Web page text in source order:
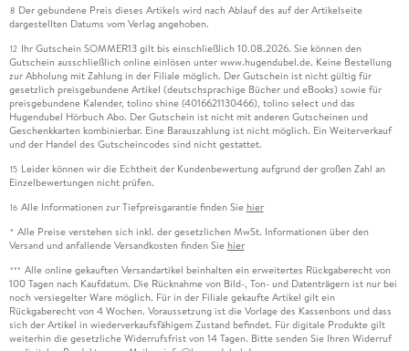
8 Der gebundene Preis dieses Artikels wird nach Ablauf des auf der Artikelseite
dargestellten Datums vom Verlag angehoben.
12 Ihr Gutschein SOMMER13 gilt bis einschließlich 10.08.2026. Sie können den
Gutschein ausschließlich online einlösen unter www.hugendubel.de. Keine Bestellung
zur Abholung mit Zahlung in der Filiale möglich. Der Gutschein ist nicht gültig für
gesetzlich preisgebundene Artikel (deutschsprachige Bücher und eBooks) sowie für
preisgebundene Kalender, tolino shine (4016621130466), tolino select und das
Hugendubel Hörbuch Abo. Der Gutschein ist nicht mit anderen Gutscheinen und
Geschenkkarten kombinierbar. Eine Barauszahlung ist nicht möglich. Ein Weiterverkauf
und der Handel des Gutscheincodes sind nicht gestattet.
15 Leider können wir die Echtheit der Kundenbewertung aufgrund der großen Zahl an
Einzelbewertungen nicht prüfen.
16 Alle Informationen zur Tiefpreisgarantie finden Sie hier
* Alle Preise verstehen sich inkl. der gesetzlichen MwSt. Informationen über den
Versand und anfallende Versandkosten finden Sie hier
*** Alle online gekauften Versandartikel beinhalten ein erweitertes Rückgaberecht von
100 Tagen nach Kaufdatum. Die Rücknahme von Bild-, Ton- und Datenträgern ist nur bei
noch versiegelter Ware möglich. Für in der Filiale gekaufte Artikel gilt ein
Rückgaberecht von 4 Wochen. Voraussetzung ist die Vorlage des Kassenbons und dass
sich der Artikel in wiederverkaufsfähigem Zustand befindet. Für digitale Produkte gilt
weiterhin die gesetzliche Widerrufsfrist von 14 Tagen. Bitte senden Sie Ihren Widerruf